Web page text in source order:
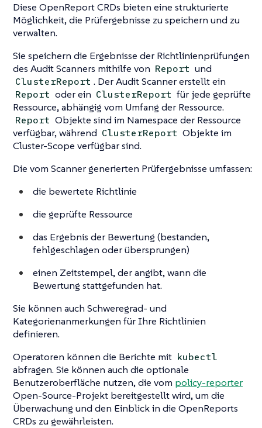
Diese OpenReport CRDs bieten eine strukturierte
Möglichkeit, die Prüfergebnisse zu speichern und zu
verwalten.
Sie speichern die Ergebnisse der Richtlinienprüfungen
des Audit Scanners mithilfe von Report und
ClusterReport . Der Audit Scanner erstellt ein
Report oder ein ClusterReport für jede geprüfte
Ressource, abhängig vom Umfang der Ressource.
Report Objekte sind im Namespace der Ressource
verfügbar, während ClusterReport Objekte im
Cluster-Scope verfügbar sind.
Die vom Scanner generierten Prüfergebnisse umfassen:
die bewertete Richtlinie
die geprüfte Ressource
das Ergebnis der Bewertung (bestanden,
fehlgeschlagen oder übersprungen)
einen Zeitstempel, der angibt, wann die
Bewertung stattgefunden hat.
Sie können auch Schweregrad- und
Kategorienanmerkungen für Ihre Richtlinien
definieren.
Operatoren können die Berichte mit kubectl
abfragen. Sie können auch die optionale
Benutzeroberfläche nutzen, die vom policy-reporter
Open-Source-Projekt bereitgestellt wird, um die
Überwachung und den Einblick in die OpenReports
CRDs zu gewährleisten.